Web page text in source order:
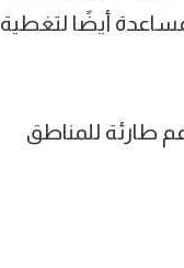
أيضًا لتغطية
طارئة للمناطق